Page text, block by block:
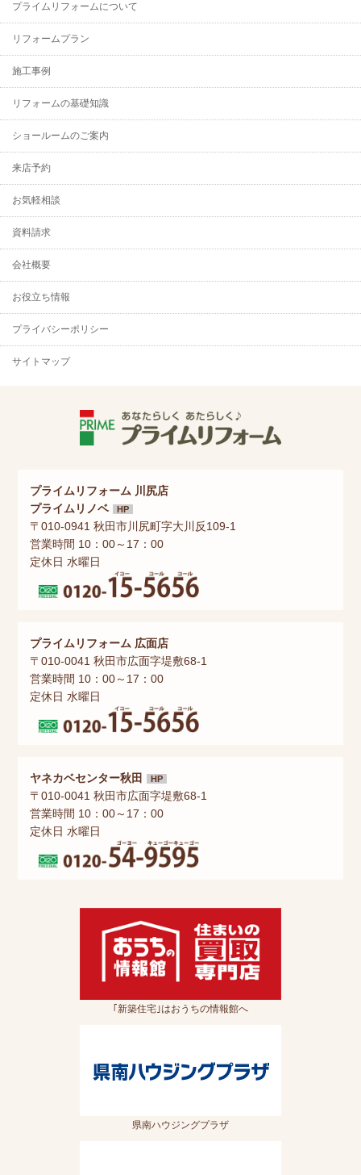
プライムリフォームについて
リフォームプラン
施工事例
リフォームの基礎知識
ショールームのご案内
来店予約
お気軽相談
資料請求
会社概要
お役立ち情報
プライバシーポリシー
サイトマップ
プライムリフォーム 川尻店
プライムリノベ
HP
〒010-0941 秋田市川尻町字大川反109-1
営業時間 10：00～17：00
定休日 水曜日
プライムリフォーム 広面店
〒010-0041 秋田市広面字堤敷68-1
営業時間 10：00～17：00
定休日 水曜日
ヤネカベセンター秋田 HP
〒010-0041 秋田市広面字堤敷68-1
営業時間 10：00～17：00
定休日 水曜日
｢新築住宅｣はおうちの情報館へ
県南ハウジングプラザ